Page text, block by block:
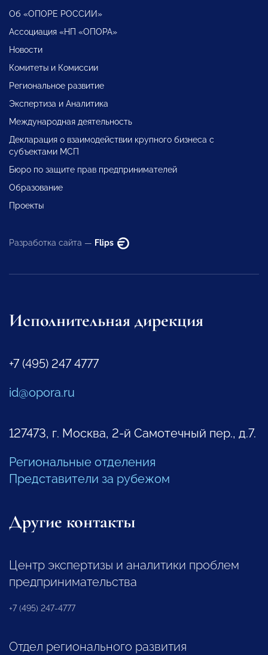
Об «ОПОРЕ РОССИИ»
Ассоциация «НП «ОПОРА»
Новости
Комитеты и Комиссии
Региональное развитие
Экспертиза и Аналитика
Международная деятельность
Декларация о взаимодействии крупного бизнеса с
субъектами МСП
Бюро по защите прав предпринимателей
Образование
Проекты
Разработка сайта — Flips
Исполнительная дирекция
+7 (495) 247 4777
id@opora.ru
127473, г. Москва, 2-й Самотечный пер., д.7.
Региональные отделения
Представители за рубежом
Другие контакты
Центр экспертизы и аналитики проблем
предпринимательства
+7 (495) 247-4777
Отдел регионального развития